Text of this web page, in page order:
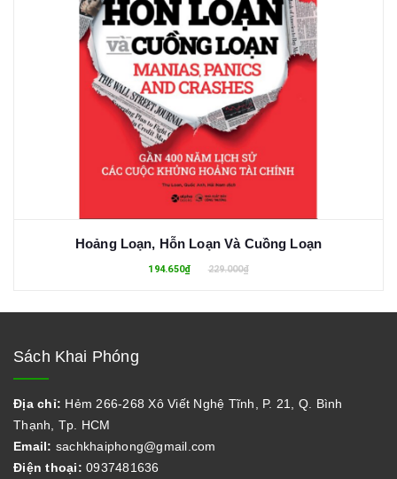
Hoảng Loạn, Hỗn Loạn Và Cuồng Loạn
194.650₫ 229.000₫
Sách Khai Phóng
Địa chỉ: Hẻm 266-268 Xô Viết Nghệ Tĩnh, P. 21, Q. Bình
Thạnh, Tp. HCM
Email: sachkhaiphong@gmail.com
Điện thoại: 0937481636